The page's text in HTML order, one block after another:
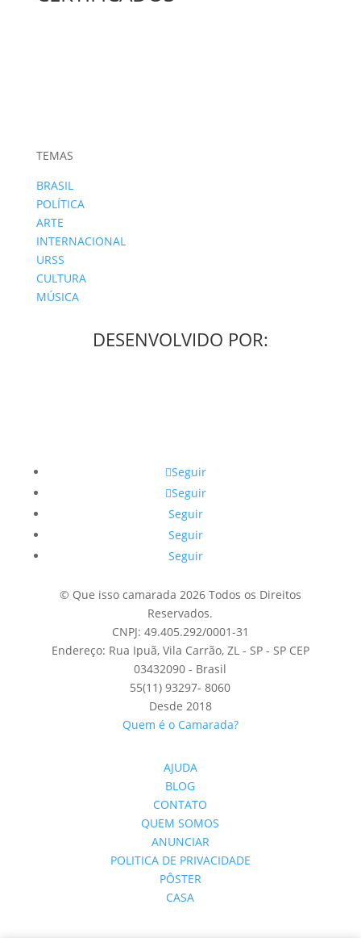
TEMAS
BRASIL
POLÍTICA
ARTE
INTERNACIONAL
URSS
CULTURA
MÚSICA
DESENVOLVIDO POR:
Seguir
Seguir
Seguir
Seguir
Seguir
© Que isso camarada 2026 Todos os Direitos
Reservados.
CNPJ: 49.405.292/0001-31
Endereço: Rua Ipuã, Vila Carrão, ZL - SP - SP CEP
03432090 - Brasil
55(11) 93297- 8060
Desde 2018
Quem é o Camarada?
AJUDA
BLOG
CONTATO
QUEM SOMOS
ANUNCIAR
POLITICA DE PRIVACIDADE
PÔSTER
CASA